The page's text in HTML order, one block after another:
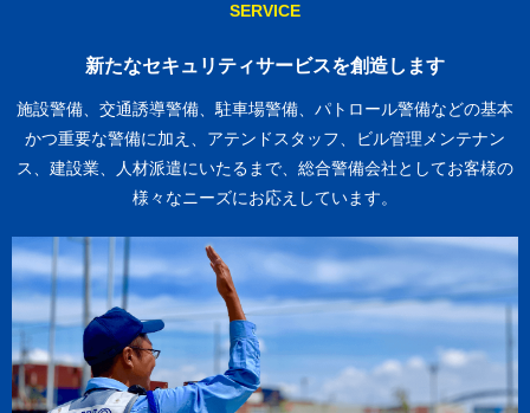
SERVICE
新たなセキュリティサービスを創造します
施設警備、交通誘導警備、駐車場警備、パトロール警備などの基本
かつ重要な警備に加え、 アテンドスタッフ、ビル管理メンテナン
ス、建設業、人材派遣にいたるまで、総合警備会社としてお客様の
様々なニーズにお応えしています。